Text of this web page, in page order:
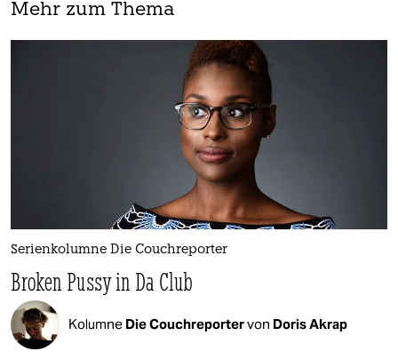
Mehr zum Thema
Serienkolumne Die Couchreporter
Broken Pussy in Da Club
Kolumne Die Couchreportervon Doris Akrap